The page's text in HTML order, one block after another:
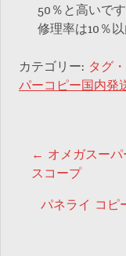
50％と高いで
修理率は10％
カテゴリー: タグ
パーコピー国内発
投稿ナ
← オメガスー
スコープ
パネライ コピ